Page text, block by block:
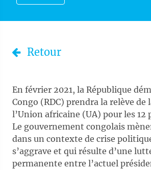
Retour
En février 2021, la République
Congo (RDC) prendra la relève de
l’Union africaine (UA) pour les 12
Le gouvernement congolais
dans un contexte de crise
s’aggrave et qui résulte d’une
permanente entre l’actuel